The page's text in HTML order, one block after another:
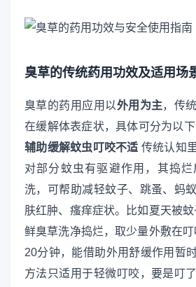
臭草的传统药用功效及适用场
臭草的药用应用以外用为主，传
在缓解体表症状，具体可分为以下
辅助缓解蚊虫叮咬不适 传统认知
对部分蚊虫有驱避作用，其捣
洗，可帮助减轻蚊子、跳蚤、蚂
肤红肿、瘙痒症状。比如夏天被
鲜臭草洗净捣烂，取少量外敷在
20分钟，能借助外用舒缓作用暂
方法只适用于轻微叮咬，要是叮